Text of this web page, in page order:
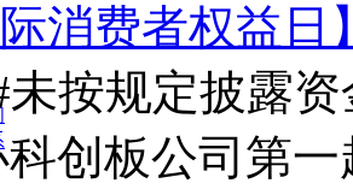
际消费者权益
未按规定披露
创板公司第